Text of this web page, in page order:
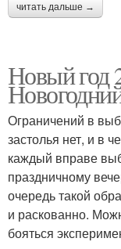
читать дальше →
Новый год
Ограничений в
застолья нет, и в
каждый вправе
праздничному
очередь такой
и раскованно.
бояться